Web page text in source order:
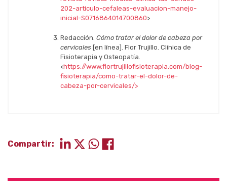
202-articulo-cefaleas-evaluacion-manejo-
inicial-S0716864014700860>
Redacción. Cómo tratar el dolor de cabeza por
cervicales [en línea]. Flor Trujillo. Clínica de
Fisioterapia y Osteopatía.
<https://www.flortrujillofisioterapia.com/blog-
fisioterapia/como-tratar-el-dolor-de-
cabeza-por-cervicales/>
Compartir: